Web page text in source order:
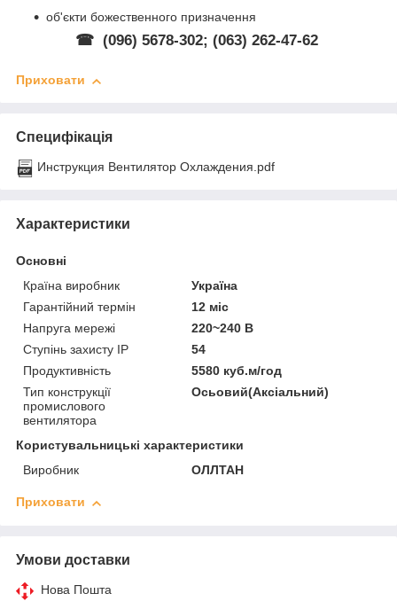
об'єкти божественного призначення
☎ (096) 5678-302; (063) 262-47-62
Приховати
Специфікація
Инструкция Вентилятор Охлаждения.pdf
Характеристики
Основні
Країна виробник
Україна
Гарантійний термін
12 міс
Напруга мережі
220~240 В
Ступінь захисту IP
54
Продуктивність
5580 куб.м/год
Тип конструкції
промислового
вентилятора
Осьовий(Аксіальний)
Користувальницькі характеристики
Виробник
ОЛЛТАН
Приховати
Умови доставки
Нова Пошта